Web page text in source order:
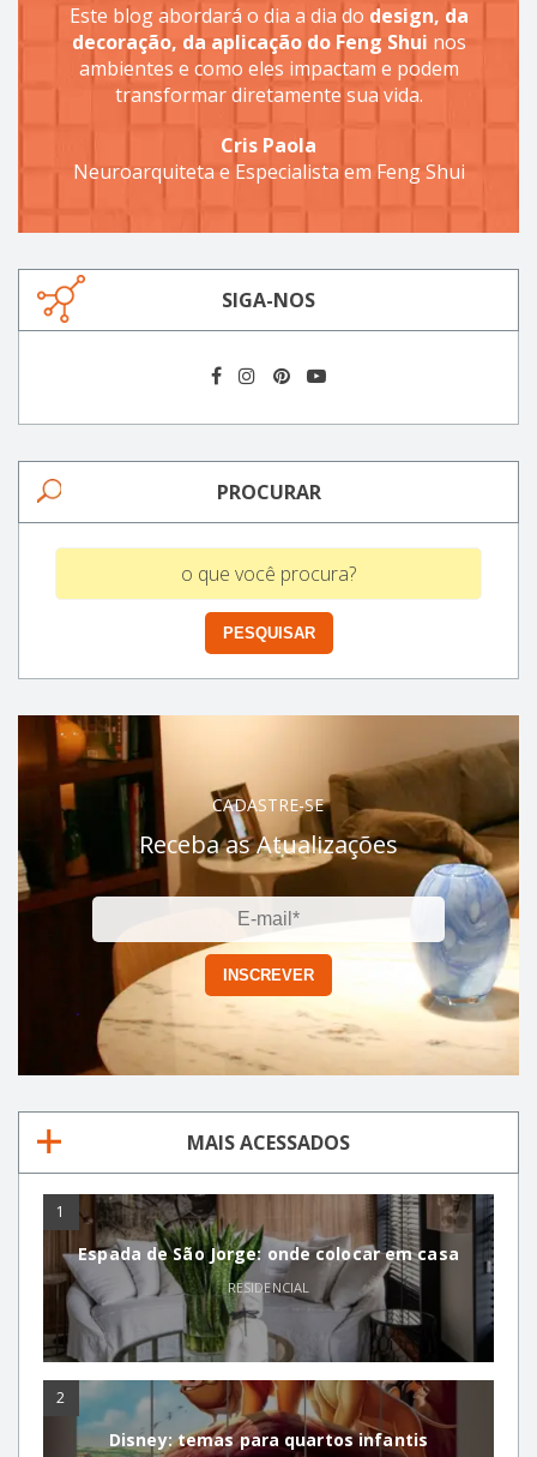
Este blog abordará o dia a dia do design, da
decoração, da aplicação do Feng Shui nos
ambientes e como eles impactam e podem
transformar diretamente sua vida.
Cris Paola
Neuroarquiteta e Especialista em Feng Shui
SIGA-NOS
PROCURAR
CADASTRE-SE
Receba as Atualizações
MAIS ACESSADOS
1
Espada de São Jorge: onde colocar em casa
RESIDENCIAL
2
Disney: temas para quartos infantis